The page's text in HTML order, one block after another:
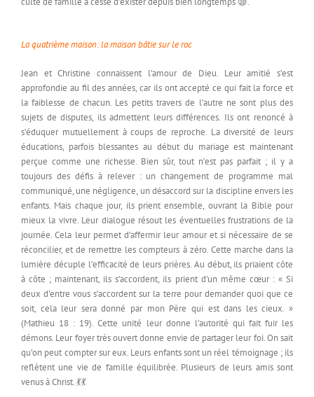
La quatrième maison: la maison bâtie sur le roc
Jean et Christine connaissent l’amour de Dieu. Leur amitié s’est
approfondie au fil des années, car ils ont accepté ce qui fait la force et
la faiblesse de chacun. Les petits travers de l’autre ne sont plus des
sujets de disputes, ils admettent leurs différences. Ils ont renoncé à
s’éduquer mutuellement à coups de reproche. La diversité de leurs
éducations, parfois blessantes au début du mariage est maintenant
perçue comme une richesse. Bien sûr, tout n’est pas parfait ; il y a
toujours des défis à relever : un changement de programme mal
communiqué, une négligence, un désaccord sur la discipline envers les
enfants. Mais chaque jour, ils prient ensemble, ouvrant la Bible pour
mieux la vivre. Leur dialogue résout les éventuelles frustrations de la
journée. Cela leur permet d’affermir leur amour et si nécessaire de se
réconcilier, et de remettre les compteurs à zéro. Cette marche dans la
lumière décuple l’efficacité de leurs prières. Au début, ils priaient côte
à côte ; maintenant, ils s’accordent, ils prient d’un même cœur : « Si
deux d’entre vous s’accordent sur la terre pour demander quoi que ce
soit, cela leur sera donné par mon Père qui est dans les cieux. »
(Mathieu 18 : 19). Cette unité leur donne l’autorité qui fait fuir les
démons. Leur foyer très ouvert donne envie de partager leur foi. On sait
qu’on peut compter sur eux. Leurs enfants sont un réel témoignage ; ils
reflètent une vie de famille équilibrée. Plusieurs de leurs amis sont
venus à Christ. 💃💃